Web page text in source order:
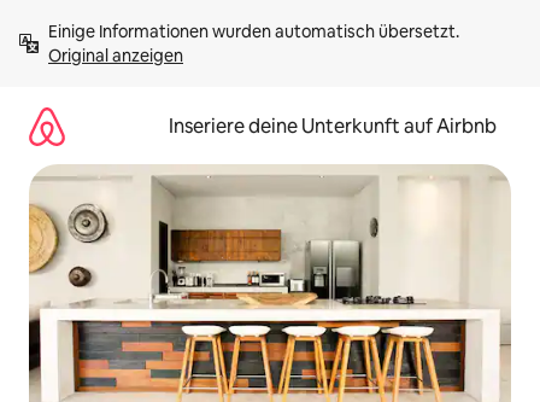
Inhalten
springenOriginal anzeigen
Inseriere deine Unterkunft auf Airbnb